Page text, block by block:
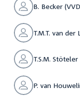
B. Becker
T.M.T. van der
T.S.M. Stöteler
P. van